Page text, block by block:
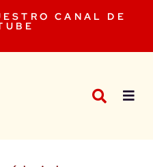
CANAL DE